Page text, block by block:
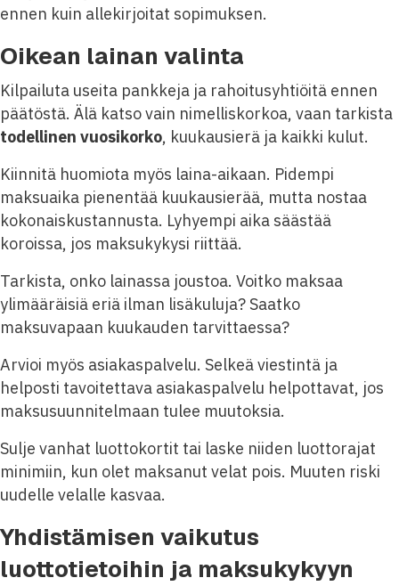
ennen kuin allekirjoitat sopimuksen.
Oikean lainan valinta
Kilpailuta useita pankkeja ja rahoitusyhtiöitä ennen
päätöstä. Älä katso vain nimelliskorkoa, vaan tarkista
todellinen vuosikorko, kuukausierä ja kaikki kulut.
Kiinnitä huomiota myös laina-aikaan. Pidempi
maksuaika pienentää kuukausierää, mutta nostaa
kokonaiskustannusta. Lyhyempi aika säästää
koroissa, jos maksukykysi riittää.
Tarkista, onko lainassa joustoa. Voitko maksaa
ylimääräisiä eriä ilman lisäkuluja? Saatko
maksuvapaan kuukauden tarvittaessa?
Arvioi myös asiakaspalvelu. Selkeä viestintä ja
helposti tavoitettava asiakaspalvelu helpottavat, jos
maksusuunnitelmaan tulee muutoksia.
Sulje vanhat luottokortit tai laske niiden luottorajat
minimiin, kun olet maksanut velat pois. Muuten riski
uudelle velalle kasvaa.
Yhdistämisen vaikutus
luottotietoihin ja maksukykyyn